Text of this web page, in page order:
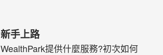
新手上路
WealthPark提供什麼服務?初次如何